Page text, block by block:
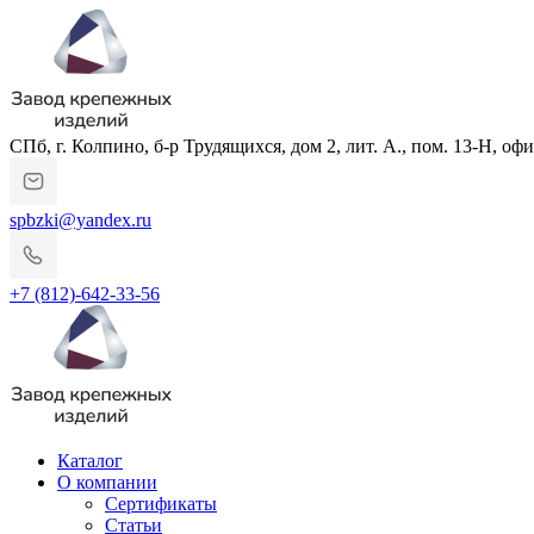
СПб, г. Колпино, б-р Трудящихся, дом 2, лит. А., пом. 13-Н,
spbzki@yandex.ru
+7 (812)-642-33-56
Каталог
О компании
Сертификаты
Статьи